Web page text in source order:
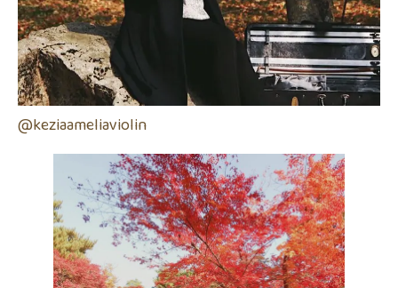
@keziaameliaviolin